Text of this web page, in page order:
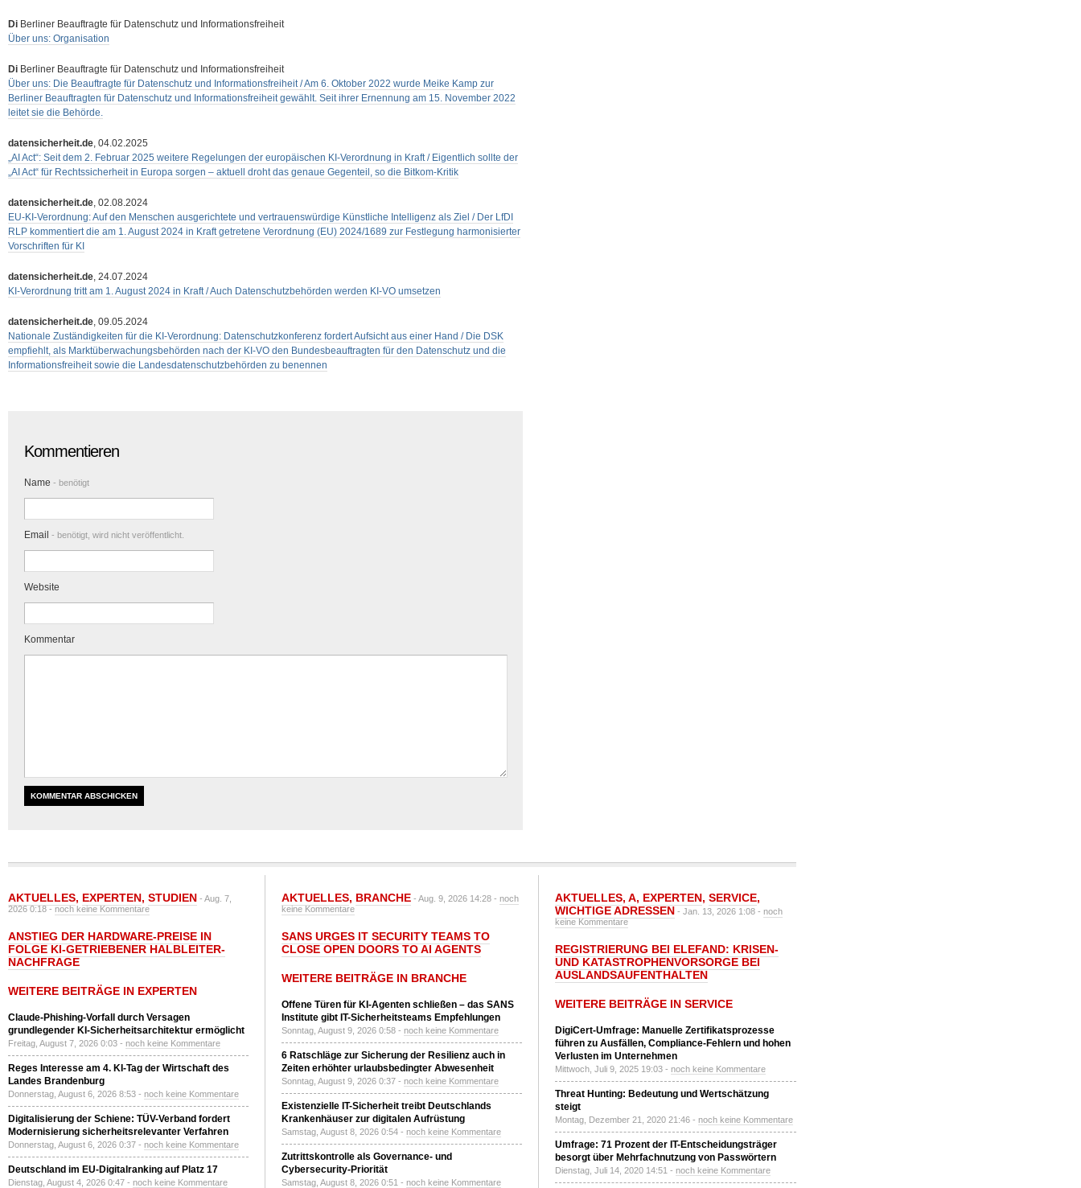
Di Berliner Beauftragte für Datenschutz und Informationsfreiheit
Über uns: Organisation
Di Berliner Beauftragte für Datenschutz und Informationsfreiheit
Über uns: Die Beauftragte für Datenschutz und Informationsfreiheit / Am 6. Oktober 2022 wurde Meike Kamp zur
Berliner Beauftragten für Datenschutz und Informationsfreiheit gewählt. Seit ihrer Ernennung am 15. November 2022
leitet sie die Behörde.
datensicherheit.de, 04.02.2025
„AI Act“: Seit dem 2. Februar 2025 weitere Regelungen der europäischen KI-Verordnung in Kraft / Eigentlich sollte der
„AI Act“ für Rechtssicherheit in Europa sorgen – aktuell droht das genaue Gegenteil, so die Bitkom-Kritik
datensicherheit.de, 02.08.2024
EU-KI-Verordnung: Auf den Menschen ausgerichtete und vertrauenswürdige Künstliche Intelligenz als Ziel / Der LfDI
RLP kommentiert die am 1. August 2024 in Kraft getretene Verordnung (EU) 2024/1689 zur Festlegung harmonisierter
Vorschriften für KI
datensicherheit.de, 24.07.2024
KI-Verordnung tritt am 1. August 2024 in Kraft / Auch Datenschutzbehörden werden KI-VO umsetzen
datensicherheit.de, 09.05.2024
Nationale Zuständigkeiten für die KI-Verordnung: Datenschutzkonferenz fordert Aufsicht aus einer Hand / Die DSK
empfiehlt, als Marktüberwachungsbehörden nach der KI-VO den Bundesbeauftragten für den Datenschutz und die
Informationsfreiheit sowie die Landesdatenschutzbehörden zu benennen
Kommentieren
Name - benötigt
Email - benötigt, wird nicht veröffentlicht.
Website
Kommentar
AKTUELLES, EXPERTEN, STUDIEN - Aug. 7,
2026 0:18 -noch keine Kommentare
ANSTIEG DER HARDWARE-PREISE IN
FOLGE KI-GETRIEBENER HALBLEITER-
NACHFRAGE
WEITERE BEITRÄGE IN EXPERTEN
Claude-Phishing-Vorfall durch Versagen
grundlegender KI-Sicherheitsarchitektur ermöglicht
Freitag, August 7, 2026 0:03 - noch keine Kommentare
Reges Interesse am 4. KI-Tag der Wirtschaft des
Landes Brandenburg
Donnerstag, August 6, 2026 8:53 - noch keine Kommentare
Digitalisierung der Schiene: TÜV-Verband fordert
Modernisierung sicherheitsrelevanter Verfahren
Donnerstag, August 6, 2026 0:37 - noch keine Kommentare
Deutschland im EU-Digitalranking auf Platz 17
Dienstag, August 4, 2026 0:47 - noch keine Kommentare
AKTUELLES, BRANCHE - Aug. 9, 2026 14:28 - noch
keine Kommentare
SANS URGES IT SECURITY TEAMS TO
CLOSE OPEN DOORS TO AI AGENTS
WEITERE BEITRÄGE IN BRANCHE
Offene Türen für KI-Agenten schließen – das SANS
Institute gibt IT-Sicherheitsteams Empfehlungen
Sonntag, August 9, 2026 0:58 - noch keine Kommentare
6 Ratschläge zur Sicherung der Resilienz auch in
Zeiten erhöhter urlaubsbedingter Abwesenheit
Sonntag, August 9, 2026 0:37 - noch keine Kommentare
Existenzielle IT-Sicherheit treibt Deutschlands
Krankenhäuser zur digitalen Aufrüstung
Samstag, August 8, 2026 0:54 - noch keine Kommentare
Zutrittskontrolle als Governance- und
Cybersecurity-Priorität
Samstag, August 8, 2026 0:51 - noch keine Kommentare
AKTUELLES, A, EXPERTEN, SERVICE,
WICHTIGE ADRESSEN - Jan. 13, 2026 1:08 - noch
keine Kommentare
REGISTRIERUNG BEI ELEFAND: KRISEN-
UND KATASTROPHENVORSORGE BEI
AUSLANDSAUFENTHALTEN
WEITERE BEITRÄGE IN SERVICE
DigiCert-Umfrage: Manuelle Zertifikatsprozesse
führen zu Ausfällen, Compliance-Fehlern und hohen
Verlusten im Unternehmen
Mittwoch, Juli 9, 2025 19:03 - noch keine Kommentare
Threat Hunting: Bedeutung und Wertschätzung
steigt
Montag, Dezember 21, 2020 21:46 - noch keine Kommentare
Umfrage: 71 Prozent der IT-Entscheidungsträger
besorgt über Mehrfachnutzung von Passwörtern
Dienstag, Juli 14, 2020 14:51 - noch keine Kommentare